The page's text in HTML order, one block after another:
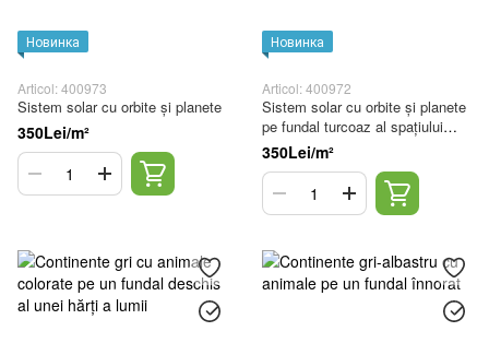
Новинка
Articol: 400973
Sistem solar cu orbite și planete
350Lei/m²
Новинка
Articol: 400972
Sistem solar cu orbite și planete
pe fundal turcoaz al spațiului
cosmic
350Lei/m²